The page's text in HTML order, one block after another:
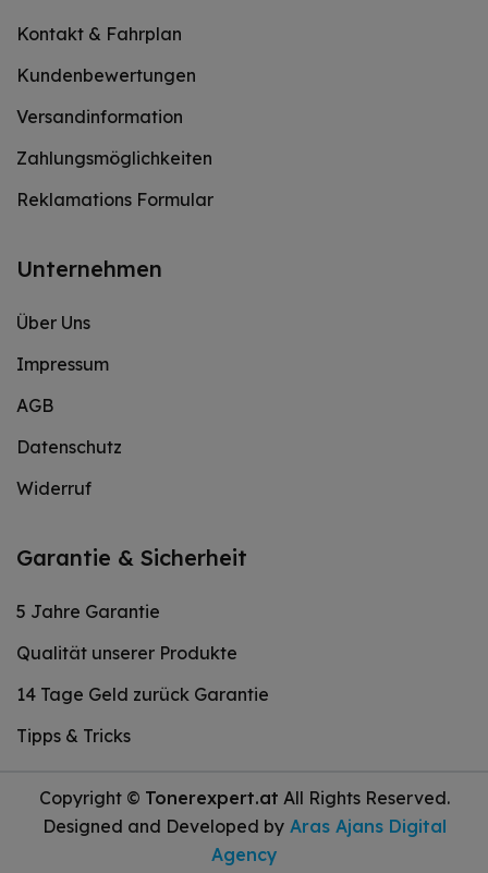
Kontakt & Fahrplan
Kundenbewertungen
Versandinformation
Zahlungsmöglichkeiten
Reklamations Formular
Unternehmen
Über Uns
Impressum
AGB
Datenschutz
Widerruf
Garantie & Sicherheit
5 Jahre Garantie
Qualität unserer Produkte
14 Tage Geld zurück Garantie
Tipps & Tricks
Copyright © Tonerexpert.at All Rights Reserved.
Designed and Developed byAras Ajans Digital
Agency